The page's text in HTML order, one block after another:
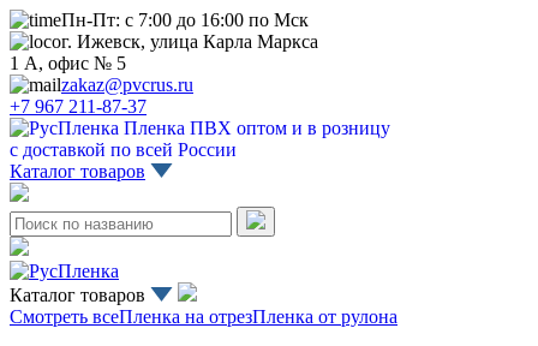
Пн-Пт: с 7:00 до 16:00 по Мск
г. Ижевск, улица Карла Маркса
1 А, офис № 5
zakaz@pvcrus.ru
+7 967 211-87-37
Пленка ПВХ оптом и в розницу
с доставкой по всей России
Каталог товаров
Каталог товаров
Смотреть всеПленка на отрезПленка от рулона